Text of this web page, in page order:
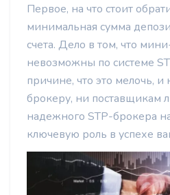
Первое, на что стоит
минимальная сумма
счета. Дело в том, что
невозможны по системе
причине, что это мелочь,
брокеру, ни поставщикам
надежного STP-брокера
ключевую роль в успехе